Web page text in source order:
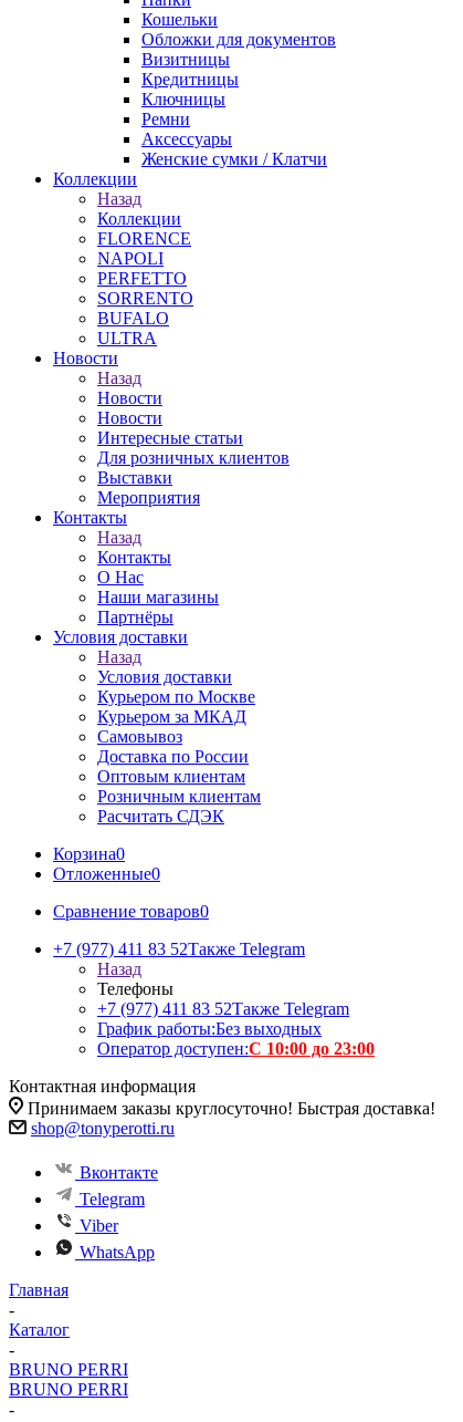
Кошельки
Обложки для документов
Визитницы
Кредитницы
Ключницы
Ремни
Аксессуары
Женские сумки / Клатчи
Коллекции
Назад
Коллекции
FLORENCE
NAPOLI
PERFETTO
SORRENTO
BUFALO
ULTRA
Новости
Назад
Новости
Новости
Интересные статьи
Для розничных клиентов
Выставки
Мероприятия
Контакты
Назад
Контакты
О Нас
Наши магазины
Партнёры
Условия доставки
Назад
Условия доставки
Курьером по Москве
Курьером за МКАД
Самовывоз
Доставка по России
Оптовым клиентам
Розничным клиентам
Расчитать СДЭК
Корзина0
Отложенные0
Сравнение товаров0
+7 (977) 411 83 52Также Telegram
Назад
Телефоны
+7 (977) 411 83 52Также Telegram
График работы:Без выходных
Оператор доступен:С 10:00 до 23:00
Контактная информация
Принимаем заказы круглосуточно! Быстрая доставка!
shop@tonyperotti.ru
Вконтакте
Telegram
Viber
WhatsApp
Главная
-
Каталог
-
BRUNO PERRI
BRUNO PERRI
-